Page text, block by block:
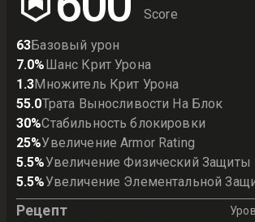
Score
63Базовый урон
7.0%Шанс Крит Урона
1.3Множитель Крит Урона
55.0Трата Выносливости На Блок
30%Стабильность блокировки
25%Увеличение Armor Rating
5.5%Увеличение Физический Защиты
5.5%Увеличение Элементальной
Рецепт